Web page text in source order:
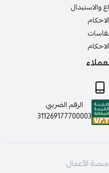
والاستبدال
الرقم الضريبي
311269177700003
الأعمال